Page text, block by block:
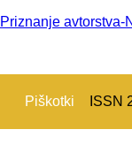
Priznanje avtorstva-
Piškotki ISSN